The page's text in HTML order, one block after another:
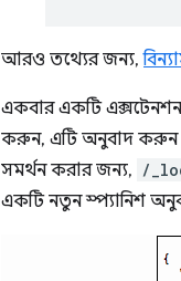
আরও তথ্যের জন্য,
একবার একটি
করুন, এটি অনুবাদ করুন
সমর্থন করার জন্য, /
একটি নতুন স্প্যানিশ